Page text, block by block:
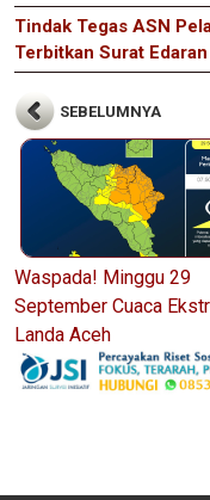
Tindak Tegas ASN
Terbitkan Surat Edaran
SEBELUMNYA
Waspada! Minggu 29
September Cuaca
Landa Aceh